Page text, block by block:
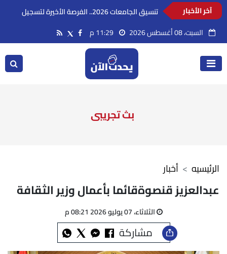
آخر الأخبار
السعودية تدين استهداف ناقلة إماراتية أثناء
عبورها مضيق هرمز
السبت، 08 أغسطس 2026
بث تجريبى
أخبار الرئيسيه
عبدالعزيز قنصوةقائما بأعمال وزير الثقافة
الثلاثاء، 07 يوليو 2026 08:21 م
مشاركة